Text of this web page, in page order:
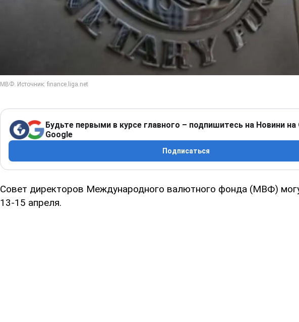
Будьте первыми в курсе главного – подпишитесь на Новини на
Google
Подписаться
Совет директоров Международного валютного фонда (МВФ)
13-15 апреля.